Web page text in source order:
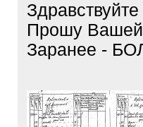
Прошу
Заранее -